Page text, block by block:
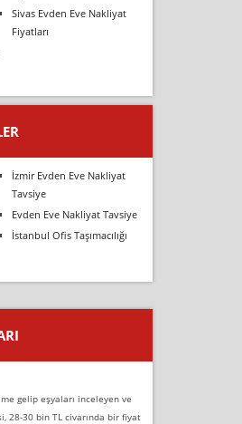
Sivas Evden Eve Nakliyat
Fiyatları
İzmir Evden Eve Nakliyat
Tavsiye
Evden Eve Nakliyat Tavsiye
İstanbul Ofis Taşımacılığı
gelip eşyaları inceleyen ve
28-30 bin TL civarında bir fiyat